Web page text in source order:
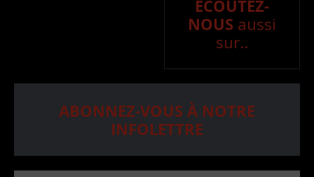
ÉCOUTEZ-
NOUS aussi
sur..
ABONNEZ-VOUS À NOTRE
INFOLETTRE